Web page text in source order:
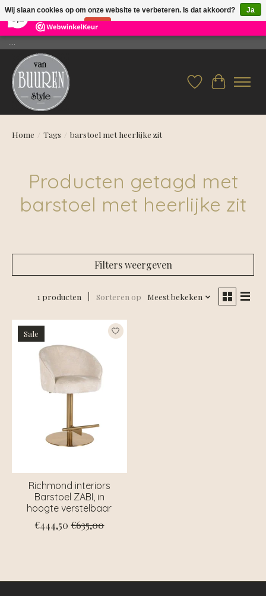
26 Reviews ×
....
Verlanglijst
Home / Tags / barstoel met heerlijke zit
Producten getagd met
barstoel met heerlijke zit
Filters weergeven
1 producten Sorteren op Meest bekeken
Sale
Richmond interiors
Barstoel ZABI, in
hoogte verstelbaar
€444,50 €635,00
Wij slaan cookies op om onze website te verbeteren. Is dat akkoord?
Ja
Nee